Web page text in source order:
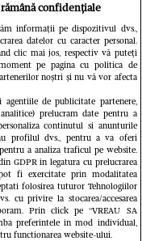
nr.
minorilor.
rămână confidențiale
informații pe dispozitivul dvs.,
datelor cu caracter personal.
clic mai jos, respectiv vă puteți
pe pagina cu politica de
noștri și nu vă vor afecta
de publicitate partenere,
prelucram date pentru a
continutul si anunturile
profilul dvs., pentru a va oferi
a analiza traficul pe website.
GDPR in legatura cu prelucrarea
fi exercitate prin modalitatea
folosirea tuturor Tehnologiilor
cu privire la stocarea/accesarea
Prin click pe “VREAU SA
preferintele in mod individual,
functionarea website-ului.